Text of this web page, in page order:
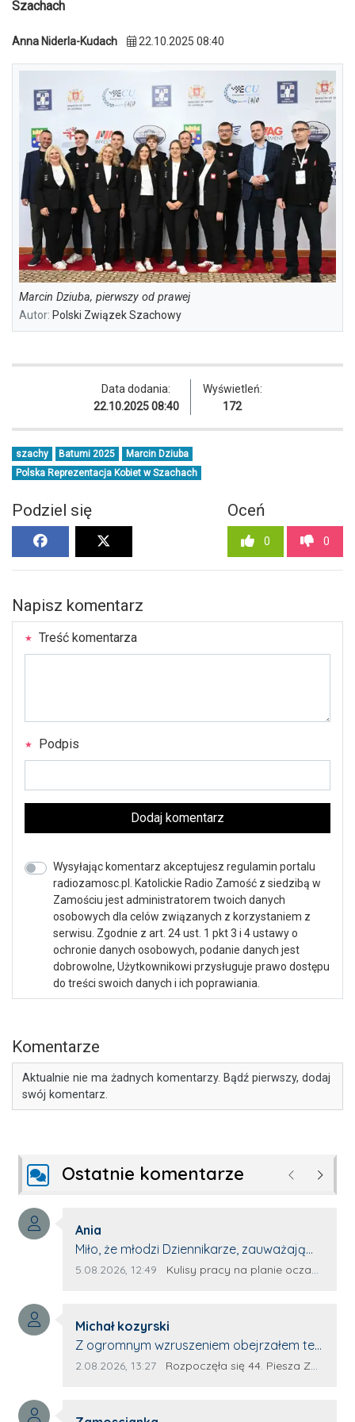
Szachach
Anna Niderla-Kudach 22.10.2025 08:40
Marcin Dziuba, pierwszy od prawej
Autor: Polski Związek Szachowy
Data dodania:
22.10.2025 08:40
Wyświetleń:
172
szachy Batumi 2025
Marcin Dziuba
Polska Reprezentacja Kobiet w Szachach
Podziel się Oceń
0 0
Napisz komentarz
Treść komentarza
Podpis
Dodaj komentarz
Wysyłając komentarz akceptujesz regulamin portalu
radiozamosc.pl. Katolickie Radio Zamość z siedzibą w
Zamościu jest administratorem twoich danych
osobowych dla celów związanych z korzystaniem z
serwisu. Zgodnie z art. 24 ust. 1 pkt 3 i 4 ustawy o
ochronie danych osobowych, podanie danych jest
dobrowolne, Użytkownikowi przysługuje prawo dostępu
do treści swoich danych i ich poprawiania.
Komentarze
Aktualnie nie ma żadnych komentarzy. Bądź pierwszy, dodaj
swój komentarz.
Ostatnie komentarze Poprzednie
Autor komentarza:
Ania
Treść komentarza:
Miło, że młodzi Dziennikarze, zauważają
młode talenty, które dopiero wkraczają
z nim wywiad, który przeprowadzi Pan
Artur.
Data dodania komentarza:
5.08.2026, 12:49 Źródło komentarza:
Kulisy pracy na planie oczami młodego filmowca
Autor komentarza:
Michał kozyrski
Treść komentarza:
Z ogromnym wzruszeniem obejrzałem ten
materiał. ❤️ Jestem naprawdę dumny z
Data dodania komentarza:
2.08.2026, 13:27 Źródło komentarza:
Rozpoczęła się 44. Piesza Zamojsko-Lubaczowska Pielgrzymka na Jasną Górę!